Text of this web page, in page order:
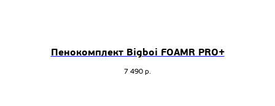
Пенокомплект Bigboi FOAMR PRO+
7 490 р.